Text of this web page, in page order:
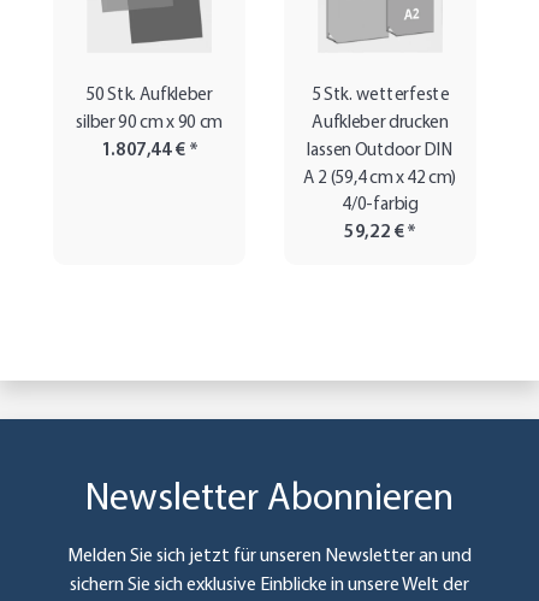
50 Stk. Aufkleber
silber 90 cm x 90 cm
1.807,44 € *
5 Stk. wetterfeste
Aufkleber drucken
lassen Outdoor DIN
A 2 (59,4 cm x 42 cm)
4/0-farbig
59,22 €*
Newsletter Abonnieren
Melden Sie sich jetzt für unseren Newsletter an und
sichern Sie sich exklusive Einblicke in unsere Welt der